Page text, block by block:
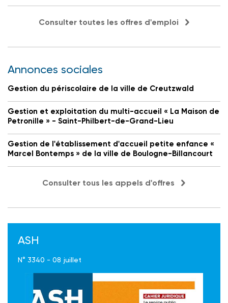
Consulter toutes les offres d'emploi
Annonces sociales
Gestion du périscolaire de la ville de Creutzwald
Gestion et exploitation du multi-accueil « La Maison de
Petronille » - Saint-Philbert-de-Grand-Lieu
Gestion de l'établissement d'accueil petite enfance «
Marcel Bontemps » de la ville de Boulogne-Billancourt
Consulter tous les appels d'offres
ASH
N° 3340 - 08 juillet